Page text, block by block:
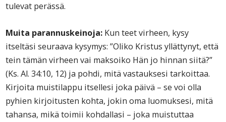
tulevat perässä.
Muita parannuskeinoja: Kun teet virheen, kysy
itseltäsi seuraava kysymys: ”Oliko Kristus yllättynyt, että
tein tämän virheen vai maksoiko Hän jo hinnan siitä?”
(Ks. Al. 34:10, 12) ja pohdi, mitä vastauksesi tarkoittaa.
Kirjoita muistilappu itsellesi joka päivä – se voi olla
pyhien kirjoitusten kohta, jokin oma luomuksesi, mitä
tahansa, mikä toimii kohdallasi – joka muistuttaa